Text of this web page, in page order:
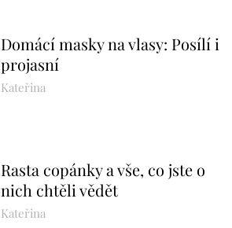
Domácí masky na vlasy: Posílí i
projasní
Kateřina
Rasta copánky a vše, co jste o
nich chtěli vědět
Kateřina